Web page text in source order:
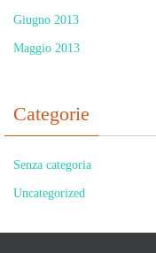
Giugno 2013
Maggio 2013
Categorie
Senza categoria
Uncategorized